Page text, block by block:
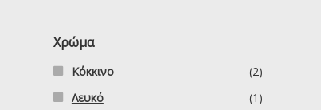
Χρώμα
Κόκκινο
(2)
Λευκό
(1)